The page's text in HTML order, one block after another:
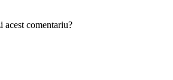
acest comentariu?